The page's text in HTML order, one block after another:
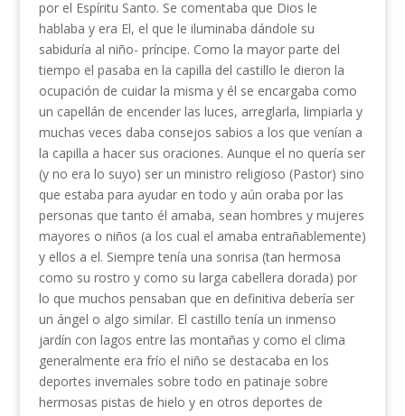
por el Espíritu Santo. Se comentaba que Dios le
hablaba y era El, el que le iluminaba dándole su
sabiduría al niño- príncipe. Como la mayor parte del
tiempo el pasaba en la capilla del castillo le dieron la
ocupación de cuidar la misma y él se encargaba como
un capellán de encender las luces, arreglarla, limpiarla y
muchas veces daba consejos sabios a los que venían a
la capilla a hacer sus oraciones. Aunque el no quería ser
(y no era lo suyo) ser un ministro religioso (Pastor) sino
que estaba para ayudar en todo y aún oraba por las
personas que tanto él amaba, sean hombres y mujeres
mayores o niños (a los cual el amaba entrañablemente)
y ellos a el. Siempre tenía una sonrisa (tan hermosa
como su rostro y como su larga cabellera dorada) por
lo que muchos pensaban que en definitiva debería ser
un ángel o algo similar. El castillo tenía un inmenso
jardín con lagos entre las montañas y como el clima
generalmente era frío el niño se destacaba en los
deportes invernales sobre todo en patinaje sobre
hermosas pistas de hielo y en otros deportes de